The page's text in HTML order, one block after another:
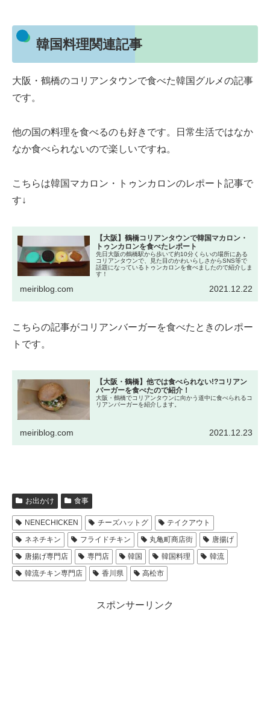
韓国料理関連記事
大阪・鶴橋のコリアンタウンで食べた韓国グルメの記事
です。
他の国の料理を食べるのも好きです。日常生活ではなか
なか食べられないので楽しいですね。
こちらは韓国マカロン・トゥンカロンのレポート記事で
す↓
【大阪】鶴橋コリアンタウンで韓国マカロン・
トゥンカロンを食べたレポート
先日大阪の鶴橋駅から歩いて約10分くらいの場所にある
コリアンタウンで、見た目のかわいらしさからSNS等で
話題になっているトゥンカロンを食べましたので紹介しま
す！
meiriblog.com 2021.12.22
こちらの記事がコリアンバーガーを食べたときのレポー
トです。
【大阪・鶴橋】他では食べられない!?コリアン
バーガーを食べたので紹介！
大阪・鶴橋でコリアンタウンに向かう道中に食べられるコ
リアンバーガーを紹介します。
meiriblog.com 2021.12.23
お出かけ 食事
NENECHICKEN チーズハットグ
テイクアウト
ネネチキン
フライドチキン 丸亀町商店街
唐揚げ
唐揚げ専門店
専門店 韓国 韓国料理
韓流
韓流チキン専門店
香川県 高松市
スポンサーリンク